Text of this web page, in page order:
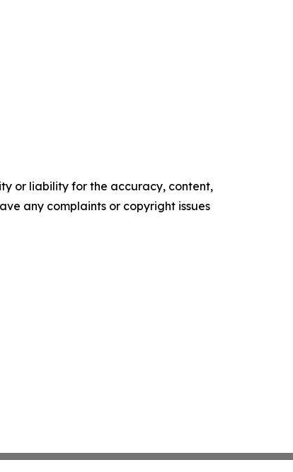
or liability for the accuracy, content,
any complaints or copyright issues